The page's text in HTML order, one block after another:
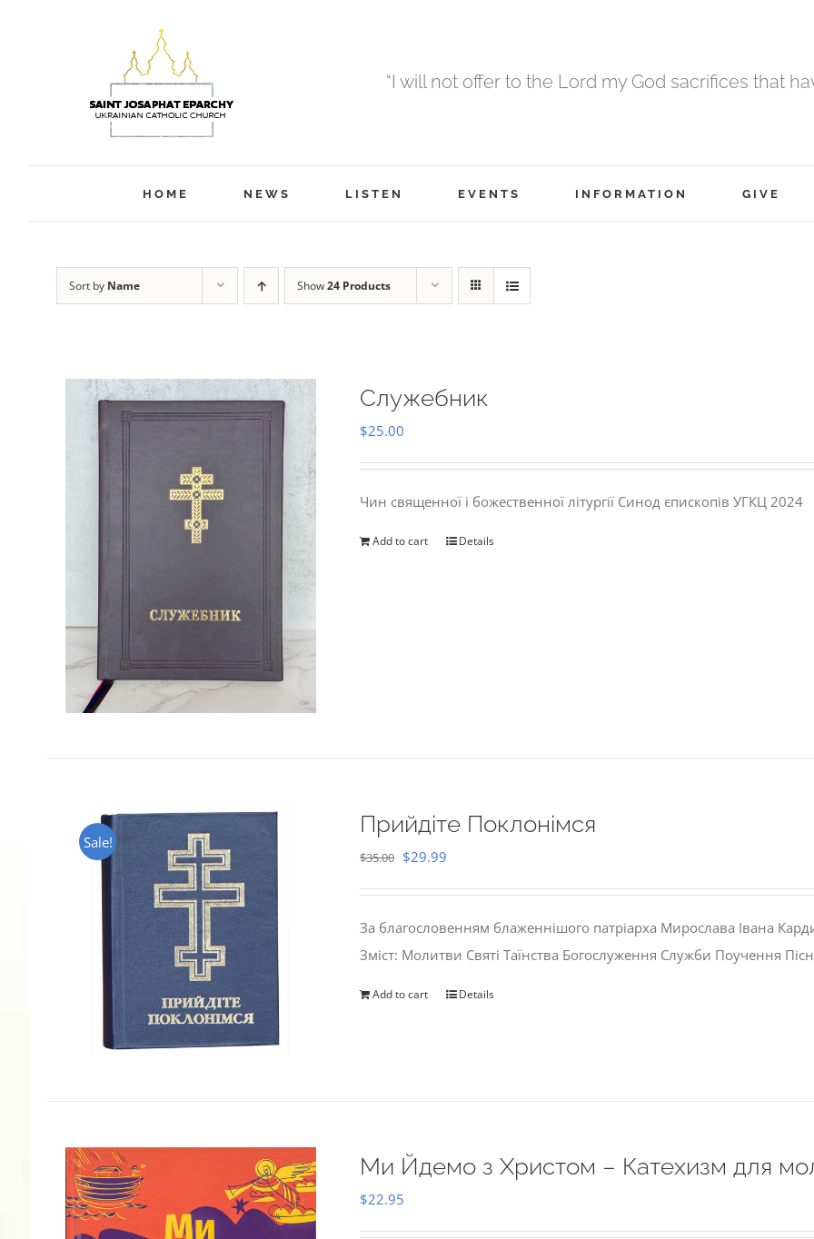
“I will not offer to the Lord my God sacrifices that
HOME NEWS LISTEN EVENTS INFORMATION GIVE
Sort by Name Show24 Products
Служебник
$25.00
Чин священної і божественної літургії Синод єпископів УГКЦ 2024
Add to cart Details
Sale!
Прийдіте Поклонімся
$35.00 Original
$35.00.
$29.99
$29.99.
За благословенням блаженнішого патріарха Мирослава Івана
Зміст: Молитви Святі Таїнства Богослуження Служби Поучення
Add to cart Details
Ми Йдемо з Христом – Катехизм для
$22.95